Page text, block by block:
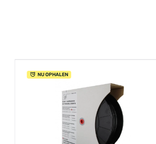
NU OPHALEN